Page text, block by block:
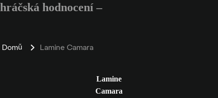
hráčská hodnocení –
Domů Lamine Camara
Lamine
Camara